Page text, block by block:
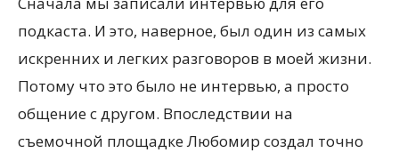
подкаста. И это, наверное, был один из самых
искренних и легких разговоров в моей жизни.
Потому что это было не интервью, а просто
общение с другом. Впоследствии на
съемочной площадке Любомир создал точно